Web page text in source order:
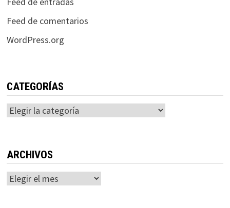
Feed de comentarios
WordPress.org
CATEGORÍAS
Categorías
ARCHIVOS
Archivos